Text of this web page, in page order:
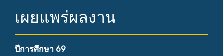
เผยแพร่ผลงาน
ปีการศึกษา 69